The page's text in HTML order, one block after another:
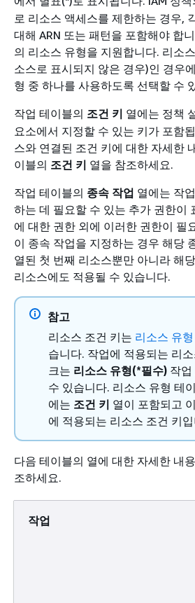
로 리소스 액세스를 제한하는 경우,
대해 ARN 또는 패턴을 포함해야 합
의 리소스 유형을 지원합니다. 리소
소스로 표시되지 않은 경우)인 경우
형 중 하나를 사용하도록 선택할 수
작업 테이블의 조건 키 열에는 정책
요소에서 지정할 수 있는 키가 포함
스와 연결된 조건 키에 대한 자세한
이블의 조건 키 열을 참조하세요.
작업 테이블의 종속 작업 열에는 작
하는 데 필요할 수 있는 추가 권한이
에 대한 권한 외에 이러한 권한이 필
이 종속 작업을 지정하는 경우 해당
열된 첫 번째 리소스뿐만 아니라 해
리소스에도 적용될 수 있습니다.
참고
리소스 조건 키는 리소스 유형
습니다. 작업에 적용되는 리
크는 리소스 유형(*필수) 작
수 있습니다. 리소스 유형 테
에는 조건 키 열이 포함되고
에 적용되는 리소스 조건 키
다음 테이블의 열에 대한 자세한 내
조하세요.
작업